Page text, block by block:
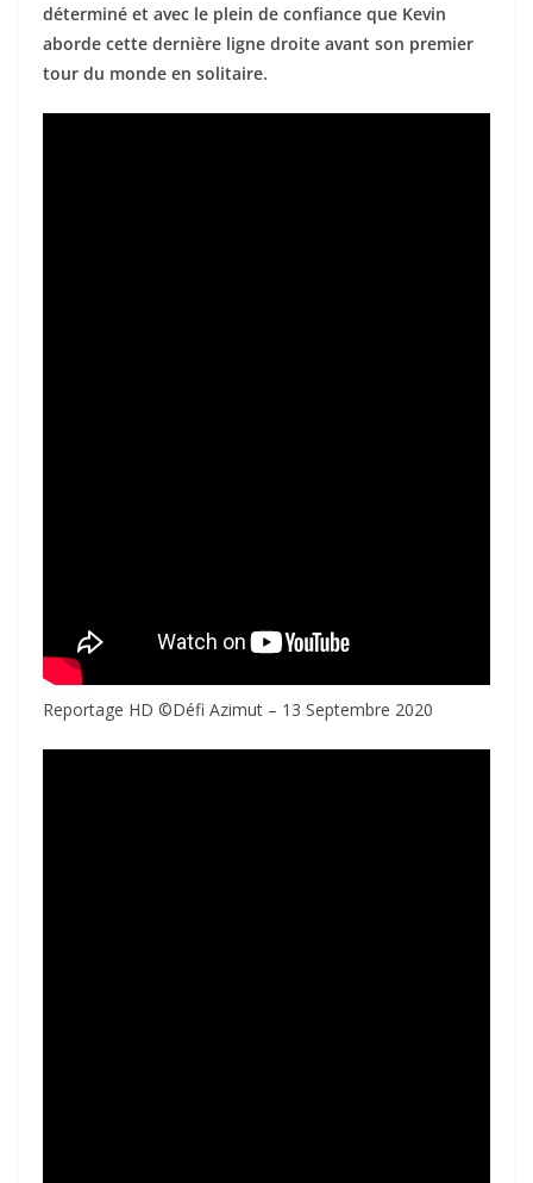
déterminé et avec le plein de confiance que Kevin
aborde cette dernière ligne droite avant son premier
tour du monde en solitaire.
Reportage HD ©Défi Azimut – 13 Septembre 2020